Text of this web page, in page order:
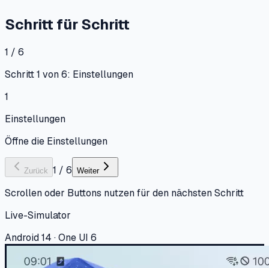
Schritt für Schritt
1 / 6
Schritt 1 von 6: Einstellungen
1
Einstellungen
Öffne die Einstellungen
Zurück 1 / 6 Weiter
Scrollen oder Buttons nutzen für den nächsten Schritt
Live-Simulator
Android 14 · One UI 6